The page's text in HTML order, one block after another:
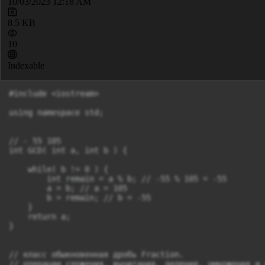
8.5 KB
10
Indexable
#include <iostream>
using namespace std;
int GCD( int a, int b ) {
    while( b != 0 ) {
        int remain = a % b; // -55 % 105 = -55
        a = b; // a = 105
        b = remain; // b = -55
    return a;
// класс обыкновенная дробь Fraction.